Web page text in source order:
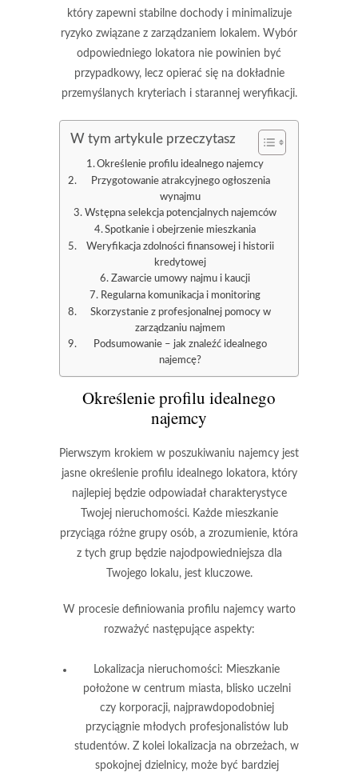
który zapewni stabilne dochody i minimalizuje
ryzyko związane z zarządzaniem lokalem. Wybór
odpowiedniego lokatora nie powinien być
przypadkowy, lecz opierać się na dokładnie
przemyślanych kryteriach i starannej weryfikacji.
W tym artykule przeczytasz
Określenie profilu idealnego najemcy
Przygotowanie atrakcyjnego ogłoszenia
wynajmu
Wstępna selekcja potencjalnych najemców
Spotkanie i obejrzenie mieszkania
Weryfikacja zdolności finansowej i historii
kredytowej
Zawarcie umowy najmu i kaucji
Regularna komunikacja i monitoring
Skorzystanie z profesjonalnej pomocy w
zarządzaniu najmem
Podsumowanie – jak znaleźć idealnego
najemcę?
Określenie profilu idealnego
najemcy
Pierwszym krokiem w poszukiwaniu najemcy jest
jasne określenie profilu idealnego lokatora, który
najlepiej będzie odpowiadał charakterystyce
Twojej nieruchomości. Każde mieszkanie
przyciąga różne grupy osób, a zrozumienie, która
z tych grup będzie najodpowiedniejsza dla
Twojego lokalu, jest kluczowe.
W procesie definiowania profilu najemcy warto
rozważyć następujące aspekty:
Lokalizacja nieruchomości: Mieszkanie
położone w centrum miasta, blisko uczelni
czy korporacji, najprawdopodobniej
przyciągnie młodych profesjonalistów lub
studentów. Z kolei lokalizacja na obrzeżach, w
spokojnej dzielnicy, może być bardziej